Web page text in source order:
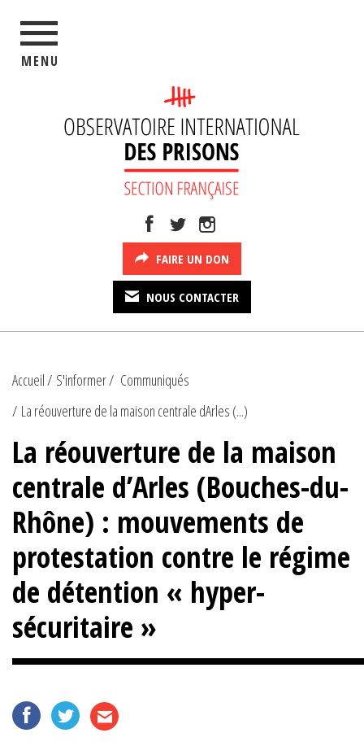
MENU
FAIRE UN DON
NOUS CONTACTER
Accueil S'informer
Communiqués
La réouverture de la maison centrale dArles (...)
La réouverture de la maison
centrale d’Arles (Bouches-du-
Rhône) : mouvements de
protestation contre le régime
de détention « hyper-
sécuritaire »